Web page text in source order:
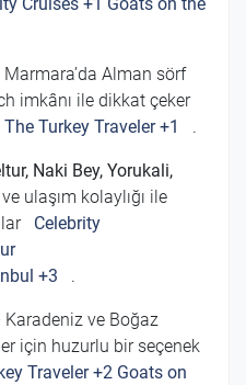
Cruises +1
Goats on the
Marmara’da Alman sörf
imkânı ile dikkat çeker
The Turkey Traveler +1 .
Naki Bey, Yorukali,
ulaşım kolaylığı ile
Celebrity
+3 .
Karadeniz ve Boğaz
için huzurlu bir seçenek
Traveler +2 Goats on